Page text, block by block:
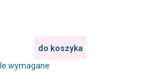
do koszyka
wymagane